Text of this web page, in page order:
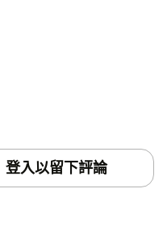
登入以留下評論